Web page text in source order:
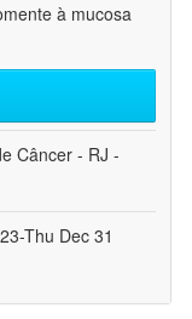
à mucosa
Câncer - RJ -
Thu Dec 31